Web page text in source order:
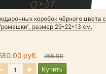
коробок чёрного цвета с
размер 29*22*13 см.
руб.
955.00
Купить